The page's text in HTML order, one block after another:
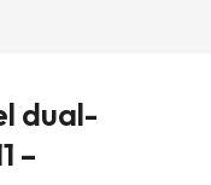
dual-
–